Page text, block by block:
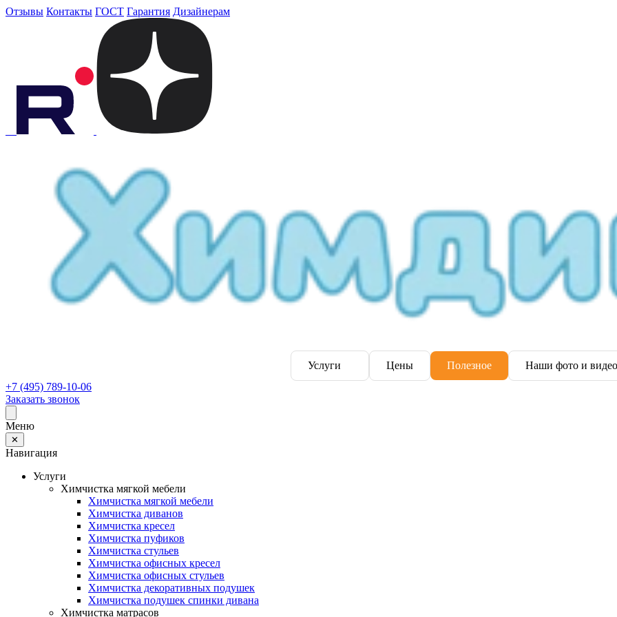
Отзывы Контакты ГОСТ Гарантия Дизайнерам
Услуги Цены Полезное
Наши фото и видео
+7 (495) 789-10-06
Заказать звонок
Меню
✕
Навигация
Услуги
Химчистка мягкой мебели
Химчистка мягкой мебели
Химчистка диванов
Химчистка кресел
Химчистка пуфиков
Химчистка стульев
Химчистка офисных кресел
Химчистка офисных стульев
Химчистка декоративных подушек
Химчистка подушек спинки дивана
Химчистка матрасов